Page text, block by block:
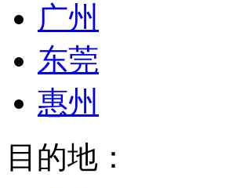
广州
东莞
惠州
目的地：